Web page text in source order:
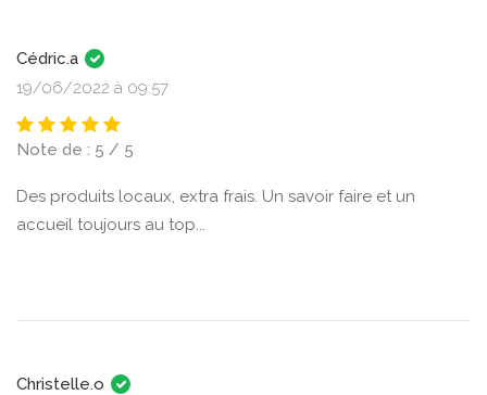
Cédric.a
19/06/2022 à 09:57
Note de : 5 / 5
Des produits locaux, extra frais. Un savoir faire et un
accueil toujours au top...
Christelle.o